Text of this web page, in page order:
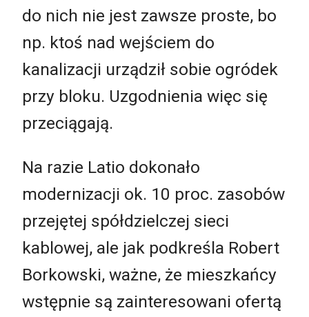
do nich nie jest zawsze proste, bo
np. ktoś nad wejściem do
kanalizacji urządził sobie ogródek
przy bloku. Uzgodnienia więc się
przeciągają.
Na razie Latio dokonało
modernizacji ok. 10 proc. zasobów
przejętej spółdzielczej sieci
kablowej, ale jak podkreśla Robert
Borkowski, ważne, że mieszkańcy
wstępnie są zainteresowani ofertą